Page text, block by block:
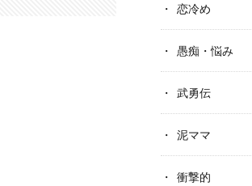
恋冷め
愚痴・悩み
武勇伝
泥ママ
衝撃的